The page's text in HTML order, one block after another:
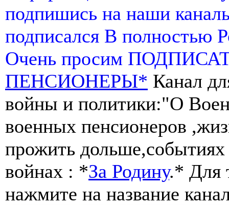
подпишись на наши
подписался В полностью
Очень просим
ПЕНСИОНЕРЫ* Канал
войны и политики:"О
военных пенсионеров
прожить
войнах : *За Родину.* Для
нажмите на название